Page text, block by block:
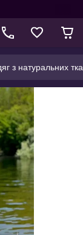
з натуральних